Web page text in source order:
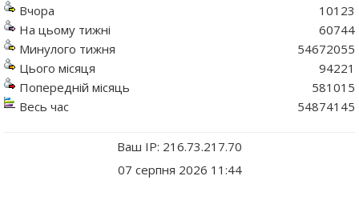
Вчора
На цьому тижні
Минулого тижня
Цього місяця
Попередній місяць
Весь час
10123
60744
54672055
94221
581015
54874145
Ваш IP: 216.73.217.70
07 серпня 2026 11:44